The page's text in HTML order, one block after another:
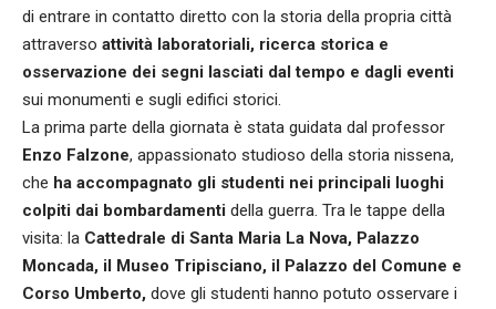
di entrare in contatto diretto con la storia della propria città
attraverso attività laboratoriali, ricerca storica e
osservazione dei segni lasciati dal tempo e dagli eventi
sui monumenti e sugli edifici storici.
La prima parte della giornata è stata guidata dal professor
Enzo Falzone, appassionato studioso della storia nissena,
che ha accompagnato gli studenti nei principali luoghi
colpiti dai bombardamenti della guerra. Tra le tappe della
visita: la Cattedrale di Santa Maria La Nova, Palazzo
Moncada, il Museo Tripisciano, il Palazzo del Comune e
Corso Umberto, dove gli studenti hanno potuto osservare i